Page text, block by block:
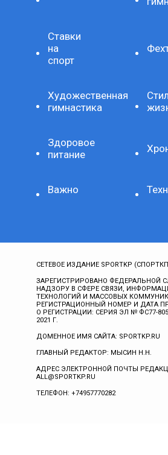
Ставки
на
спорт
Художественная
гимнастика
Здоровое
питание
Важно
СЕТЕВОЕ ИЗДАНИЕ SPORTKP
ЗАРЕГИСТРИРОВАНО ФЕДЕРАЛЬНОЙ
НАДЗОРУ В СФЕРЕ СВЯЗИ,
ТЕХНОЛОГИЙ И МАССОВЫХ
РЕГИСТРАЦИОННЫЙ НОМЕР И ДАТА
О РЕГИСТРАЦИИ: СЕРИЯ ЭЛ № ФС77-
2021 Г.
ДОМЕННОЕ ИМЯ САЙТА: SPORTKP.RU
ГЛАВНЫЙ РЕДАКТОР: МЫСИН Н.Н.
АДРЕС ЭЛЕКТРОННОЙ ПОЧТЫ
ALL@SPORTKP.RU
ТЕЛЕФОН: +74957770282